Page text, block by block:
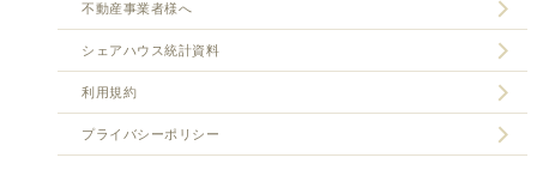
不動産事業者様へ
シェアハウス統計資料
利用規約
プライバシーポリシー